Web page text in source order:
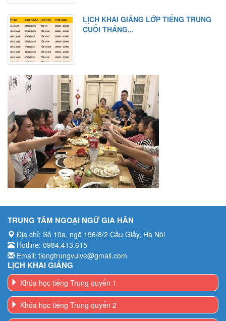
LỊCH KHAI GIẢNG LỚP TIẾNG TRUNG
CUỐI THÁNG...
TRUNG TÂM NGOẠI NGỮ GIA HÂN
Địa chỉ: Số 10a, ngõ 196/8/2 Cầu Giấy, Hà Nội
Hotline: 0984.413.615
Email: tiengtrungvuive@gmail.com
LỊCH KHAI GIẢNG
Khóa học tiếng Trung quyển 1
Khóa học tiếng Trung quyển 2